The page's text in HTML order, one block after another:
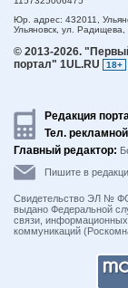
Юр. адрес: 432011,
Ульяновск, ул. Радищева,
© 2013-2026.
портал" 1UL.RU
18+
Редакция
Тел.
Главный редактор:
Пишите в
Свидетельство ЭЛ №
выдано Федеральной
связи,
коммуникаций